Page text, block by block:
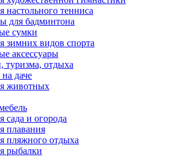
настольного тенниса
для бадминтона
сумки
зимних видов спорта
аксессуары
туризма, отдыха
даче
животных
сада и огорода
плавания
пляжного отдыха
рыбалки